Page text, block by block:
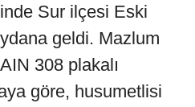
Sur ilçesi Eski
geldi. Mazlum
308 plakalı
göre, husumetlisi